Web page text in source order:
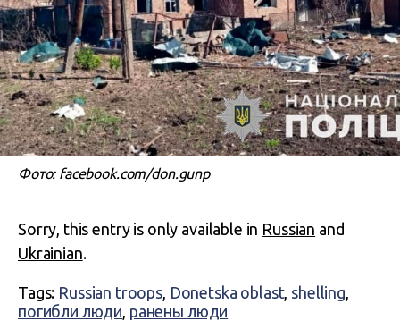
Фото: facebook.com/don.gunp
Sorry, this entry is only available in Russian and
Ukrainian.
Tags: Russian troops, Donetska oblast, shelling,
погибли люди, ранены люди